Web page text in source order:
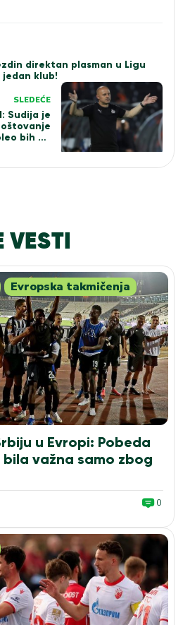
direktan plasman u Ligu
jedan klub!
SLEDEĆE
Sudija je
bih da
VESTI
Evropska takmičenja
u Evropi: Pobeda
važna samo zbog
0